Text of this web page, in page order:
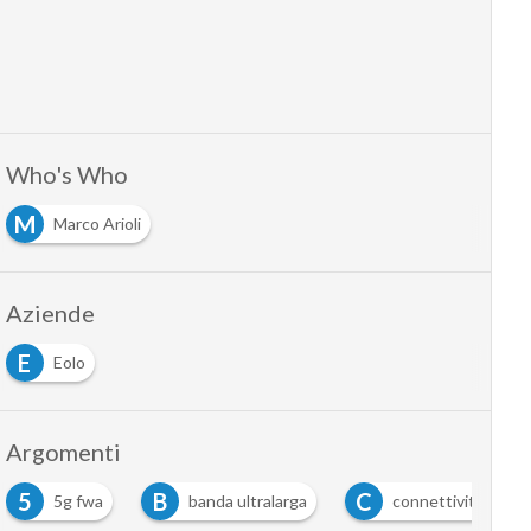
Who's Who
M
Marco Arioli
Aziende
E
Eolo
Argomenti
5
5g fwa B banda ultralarga C connettività